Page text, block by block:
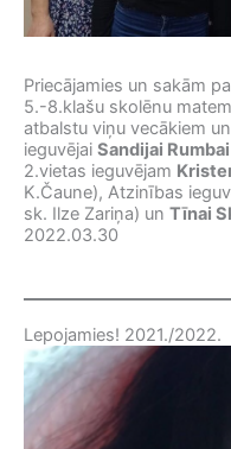
Priecājamies un sakām
5.-8.klašu skolēnu
atbalstu viņu vecākiem
ieguvējai Sandijai Rumbai
2.vietas ieguvējam
K.Čaune), Atzinības
sk. Ilze Zariņa) un Tīnai
2022.03.30
Lepojamies! 2021./2022.